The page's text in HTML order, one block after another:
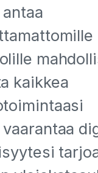
kaikkea